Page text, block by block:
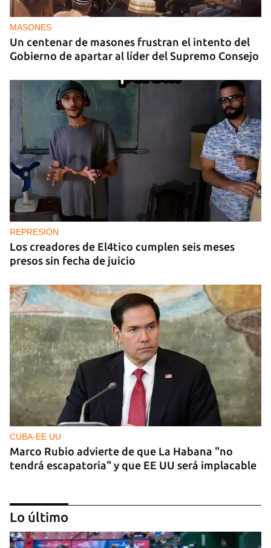
MASONES
Un centenar de masones frustran el intento del
Gobierno de apartar al líder del Supremo Consejo
REPRESIÓN
Los creadores de El4tico cumplen seis meses
presos sin fecha de juicio
CUBA-EE UU
Marco Rubio advierte de que La Habana "no
tendrá escapatoria" y que EE UU será implacable
Lo último